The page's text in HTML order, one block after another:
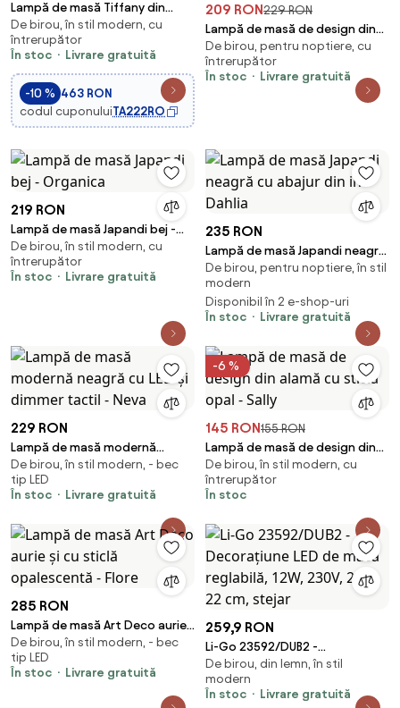
Lampă de masă Tiffany din
vitralii LORAS 1xE14/40W/230V -
Brilagi
De birou, în stil modern, cu
întrerupător
În stoc
Livrare gratuită
-10 % 463 RON
codul cuponuluiTA222RO
209 RON229 RON
Lampă de masă de design din
alamă cu sticlă culoarea
chihlimbarului - Umbrella
De birou, pentru noptiere, cu
întrerupător
În stoc
Livrare gratuită
219 RON
Lampă de masă Japandi bej -
Organica
De birou, în stil modern, cu
întrerupător
În stoc
Livrare gratuită
235 RON
Lampă de masă Japandi neagră
cu abajur din in - Dahlia
De birou, pentru noptiere, în stil
modern
Disponibil în 2 e-shop-uri
În stoc
Livrare gratuită
229 RON
Lampă de masă modernă
neagră cu LED și dimmer tactil -
Neva
De birou, în stil modern, - bec
tip LED
În stoc
Livrare gratuită
-6 %
145 RON155 RON
Lampă de masă de design din
alamă cu sticlă opal - Sally
De birou, în stil modern, cu
întrerupător
În stoc
285 RON
Lampă de masă Art Deco aurie
și cu sticlă opalescentă - Flore
De birou, în stil modern, - bec
tip LED
În stoc
Livrare gratuită
259,9 RON
Li-Go 23592/DUB2 -
Decorațiune LED de masă
reglabilă, 12W, 230V, 20 x 22 cm,
stejar
De birou, din lemn, în stil
modern
În stoc
Livrare gratuită